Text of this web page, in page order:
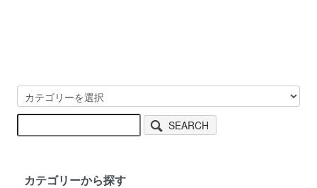
SEARCH
カテゴリーから探す